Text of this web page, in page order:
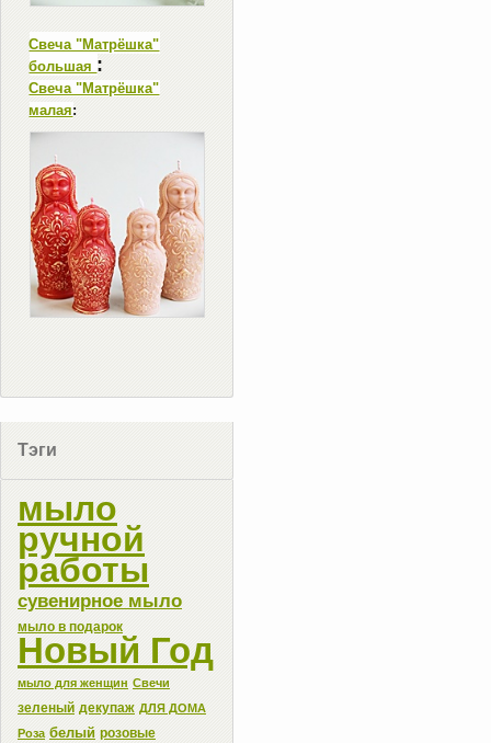
Свеча "Матрёшка"
большая :
Свеча "Матрёшка"
малая:
Тэги
мыло
ручной
работы
сувенирное мыло
мыло в подарок
Новый Год
мыло для женщин Свечи
зеленый декупаж ДЛЯ ДОМА
Роза белый розовые